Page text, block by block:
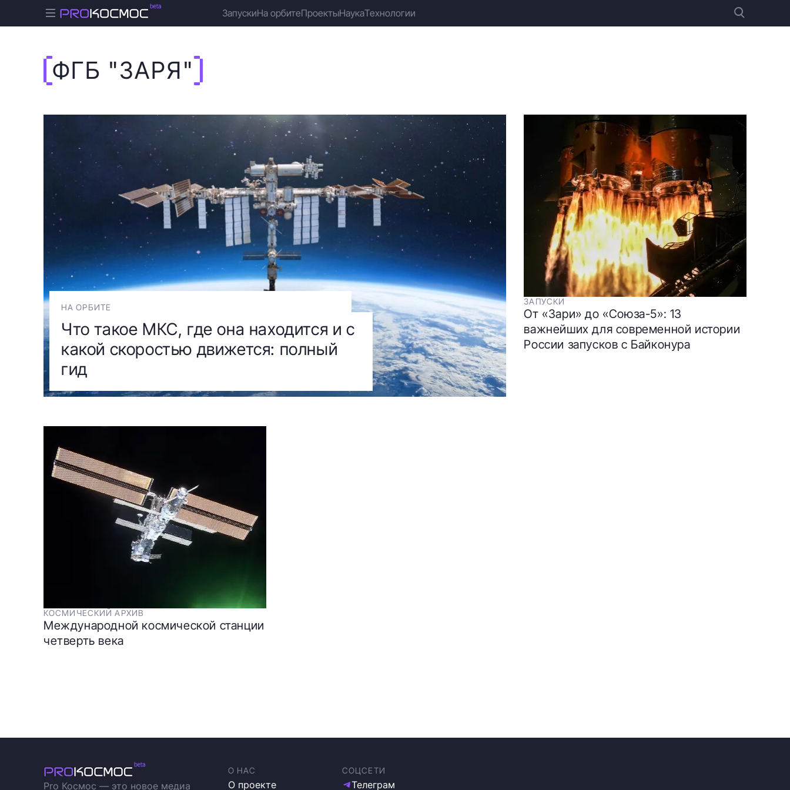
ЗапускиНа орбитеПроектыНаукаТехнологии
ФГБ "ЗАРЯ"
НА ОРБИТЕ
Что такое МКС, где она находится и с
какой скоростью движется: полный
гид
ЗАПУСКИ
От «Зари» до «Союза-5»: 13
важнейших для современной истории
России запусков с Байконура
КОСМИЧЕСКИЙ АРХИВ
Международной космической станции
четверть века
Pro Космос — это новое медиа
О НАС
О проекте
СОЦСЕТИ
Телеграм